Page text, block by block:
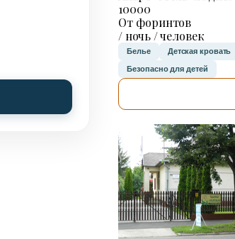
10000
От форинтов
/ ночь / человек
Белье Детская кровать
Безопасно для детей